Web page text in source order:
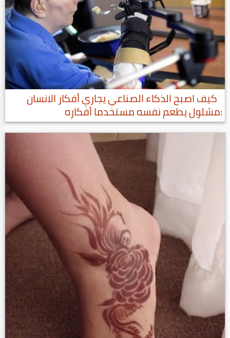
كيف اصبح الذكاء الصناعي يجاري أفكار الانسان
:مشلول يطعم نفسه مستخدما أفكاره